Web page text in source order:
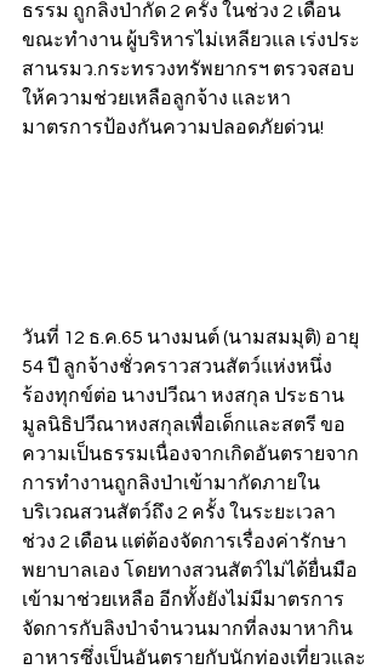
ธรรม ถูกลิงป่ากัด 2 ครั้ง ในช่วง 2 เดือน
ขณะทำงาน ผู้บริหารไม่เหลียวแล เร่งประ
สานรมว.กระทรวงทรัพยากรฯ ตรวจสอบ
ให้ความช่วยเหลือลูกจ้าง และหา
มาตรการป้องกันความปลอดภัยด่วน!
วันที่ 12 ธ.ค.65 นางมนต์ (นามสมมุติ) อายุ
54 ปี ลูกจ้างชั่วคราวสวนสัตว์แห่งหนึ่ง
ร้องทุกข์ต่อ นางปวีณา หงสกุล ประธาน
มูลนิธิปวีณาหงสกุลเพื่อเด็กและสตรี ขอ
ความเป็นธรรมเนื่องจากเกิดอันตรายจาก
การทำงานถูกลิงป่าเข้ามากัดภายใน
บริเวณสวนสัตว์ถึง 2 ครั้ง ในระยะเวลา
ช่วง 2 เดือน แต่ต้องจัดการเรื่องค่ารักษา
พยาบาลเอง โดยทางสวนสัตว์ไม่ได้ยื่นมือ
เข้ามาช่วยเหลือ อีกทั้งยังไม่มีมาตรการ
จัดการกับลิงป่าจำนวนมากที่ลงมาหากิน
อาหารซึ่งเป็นอันตรายกับนักท่องเที่ยวและ